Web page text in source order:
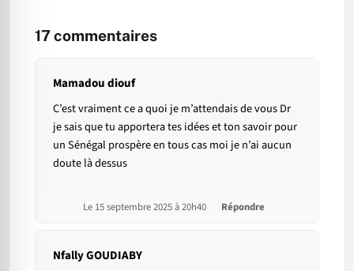
17commentaires
Mamadou diouf
C’est vraiment ce a quoi je m’attendais de vous Dr
je sais que tu apportera tes idées et ton savoir pour
un Sénégal prospère en tous cas moi je n’ai aucun
doute là dessus
Le 15 septembre 2025 à 20h40 Répondre
Nfally GOUDIABY